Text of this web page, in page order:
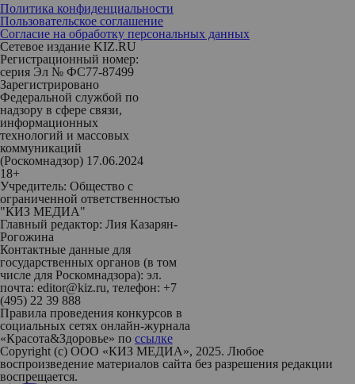
Политика конфиденциальности
Пользовательское соглашение
Согласие на обработку персональных данных
Сетевое издание KIZ.RU
Регистрационный номер:
серия Эл № ФС77-87499
Зарегистрировано
Федеральной службой по
надзору в сфере связи,
информационных
технологий и массовых
коммуникаций
(Роскомнадзор) 17.06.2024
18+
Учредитель: Общество с
ограниченной ответственностью
"КИЗ МЕДИА"
Главный редактор: Лия Казарян-
Рогожина
Контактные данные для
государственных органов (в том
числе для Роскомнадзора): эл.
почта: editor@kiz.ru, телефон: +7
(495) 22 39 888
Правила проведения конкурсов в
социальных сетях онлайн-журнала
«Красота&Здоровье» по ссылке
Copyright (с) ООО «КИЗ МЕДИА», 2025. Любое
воспроизведение материалов сайта без разрешения редакции
воспрещается.